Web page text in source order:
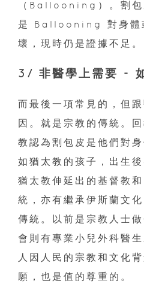
（Ballooning）。割包
是 Ballooning 對身體
壞，現時仍是證據不足。
3/ 非醫學上需要 -
而最後一項常見的，但
因。就是宗教的傳統。
教認為割包皮是他們對
如猶太教的孩子，出生
猶太教伸延出的基督教
統，亦有繼承伊斯蘭文
傳統。以前是宗教人士
會則有專業小兒外科醫
人因人民的宗教和文化
願，也是值的尊重的。